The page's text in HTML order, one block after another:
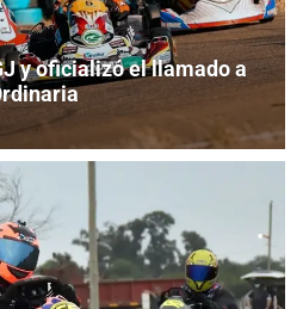
y oficializó el llamado a